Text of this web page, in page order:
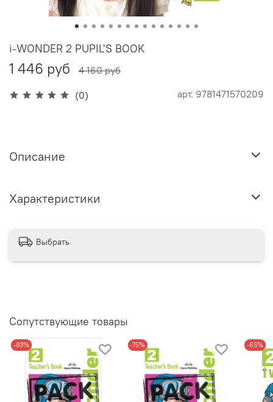
(0) арт. 9781471570209
i-WONDER 2 PUPIL'S BOOK
1 446 руб 4 160 руб
Описание
Характеристики
Выбрать
Сопутствующие товары
-83% -75% -65%